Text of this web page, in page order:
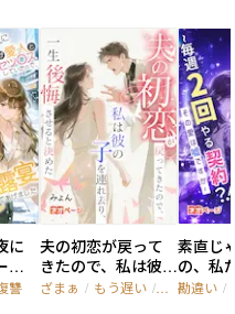
に
セ
の
讐
夫の初恋が戻って
きたので、私は彼の
子を連れ去り、一生
ざまぁ / もう遅い / 契約関係
素直じ
の、私
着愛 ~
勘違い /